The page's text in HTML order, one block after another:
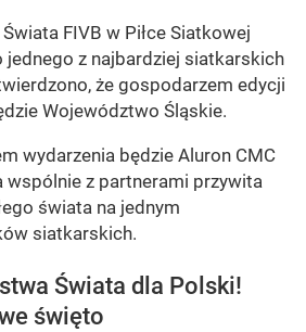
FIVB w Piłce Siatkowej
jednego z najbardziej siatkarskich
że gospodarzem edycji
Województwo Śląskie.
wydarzenia będzie Aluron CMC
wspólnie z partnerami przywita
świata na jednym
siatkarskich.
Świata dla Polski!
święto